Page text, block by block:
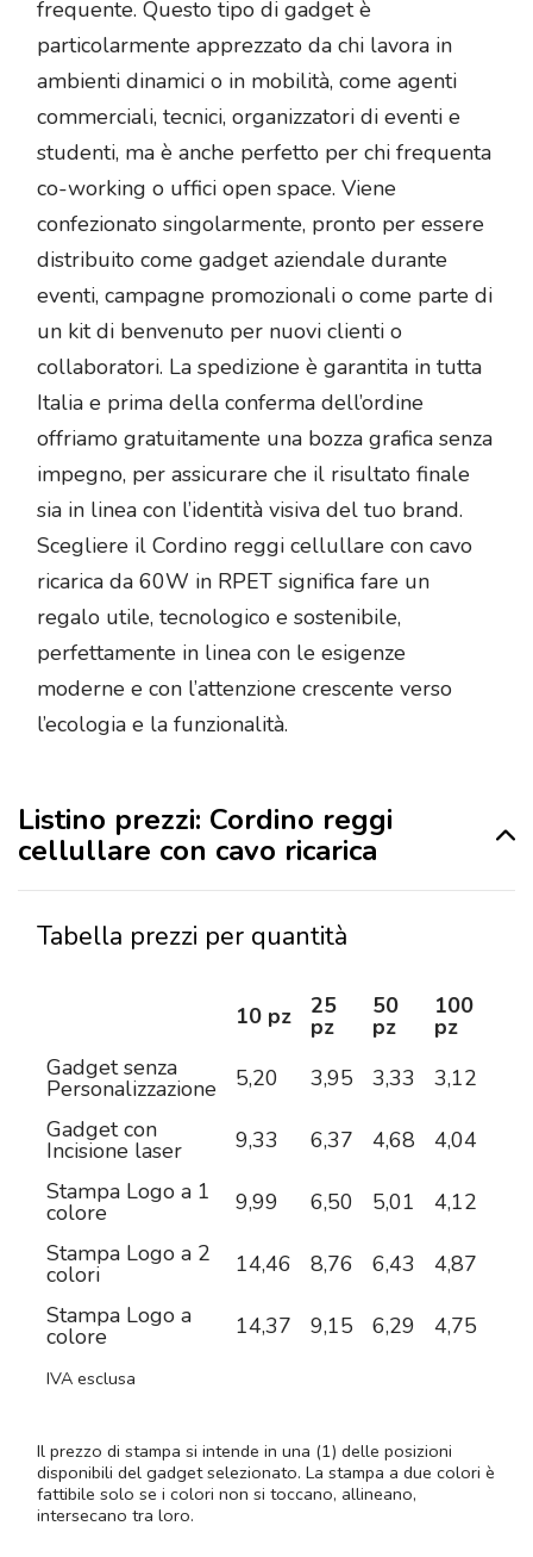
frequente. Questo tipo di gadget è
particolarmente apprezzato da chi lavora in
ambienti dinamici o in mobilità, come agenti
commerciali, tecnici, organizzatori di eventi e
studenti, ma è anche perfetto per chi frequenta
co-working o uffici open space. Viene
confezionato singolarmente, pronto per essere
distribuito come gadget aziendale durante
eventi, campagne promozionali o come parte di
un kit di benvenuto per nuovi clienti o
collaboratori. La spedizione è garantita in tutta
Italia e prima della conferma dell’ordine
offriamo gratuitamente una bozza grafica senza
impegno, per assicurare che il risultato finale
sia in linea con l’identità visiva del tuo brand.
Scegliere il Cordino reggi cellullare con cavo
ricarica da 60W in RPET significa fare un
regalo utile, tecnologico e sostenibile,
perfettamente in linea con le esigenze
moderne e con l’attenzione crescente verso
l’ecologia e la funzionalità.
Listino prezzi: Cordino reggi
cellullare con cavo ricarica
Tabella prezzi per quantità
10 pz 25
pz
50
pz
100
pz
Gadget senza
Personalizzazione 5,20 3,95 3,33 3,12
Gadget con
Incisione laser 9,33 6,37 4,68 4,04
Stampa Logo a 1
colore 9,99 6,50 5,01 4,12
Stampa Logo a 2
colori 14,46 8,76 6,43 4,87
Stampa Logo a
colore 14,37 9,15 6,29 4,75
IVA esclusa
Il prezzo di stampa si intende in una (1) delle posizioni
disponibili del gadget selezionato. La stampa a due colori è
fattibile solo se i colori non si toccano, allineano,
intersecano tra loro.